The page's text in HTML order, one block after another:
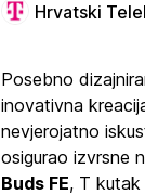
Hrvatski
Posebno
inovativna
nevjerojatno
osigurao izvrsne
Buds FE, T